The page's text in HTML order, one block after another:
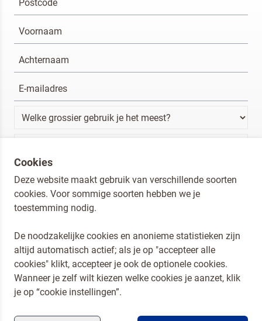
Ik ben een horeca professional
Door op versturen te klikken, ga je akkoord metonze voorwaarden
Dr. Oetker Nederland
Koopmans Professioneel
Privacy en Cookies
Cookies
Deze website maakt gebruik van verschillende soorten
cookies. Voor sommige soorten hebben we je
toestemming nodig.
De noodzakelijke cookies en anonieme statistieken zijn
altijd automatisch actief; als je op "accepteer alle
cookies" klikt, accepteer je ook de optionele cookies.
Wanneer je zelf wilt kiezen welke cookies je aanzet, klik
je op “cookie instellingen”.